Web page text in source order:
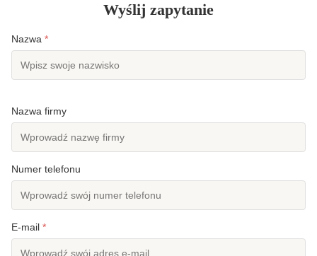
Wyślij zapytanie
Nazwa *
Nazwa firmy
Numer telefonu
E-mail *